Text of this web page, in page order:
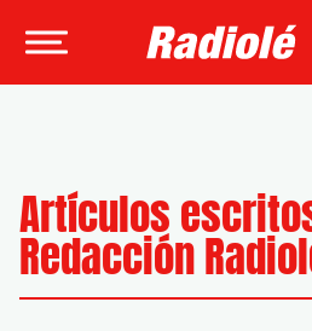
Artículos
Redacción